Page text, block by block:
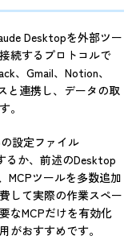
Desktopを外部ツー
続するプロトコルで
、Gmail、Notion、
と連携し、データの取
。
設定ファイル
るか、前述のDesktop
MCPツールを多数追加
して実際の作業スペー
なMCPだけを有効化
がおすすめです。